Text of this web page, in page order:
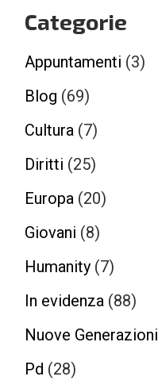
Categorie
Appuntamenti (3)
Blog (69)
Cultura (7)
Diritti (25)
Europa (20)
Giovani (8)
Humanity (7)
In evidenza (88)
Nuove Generazioni
Pd (28)